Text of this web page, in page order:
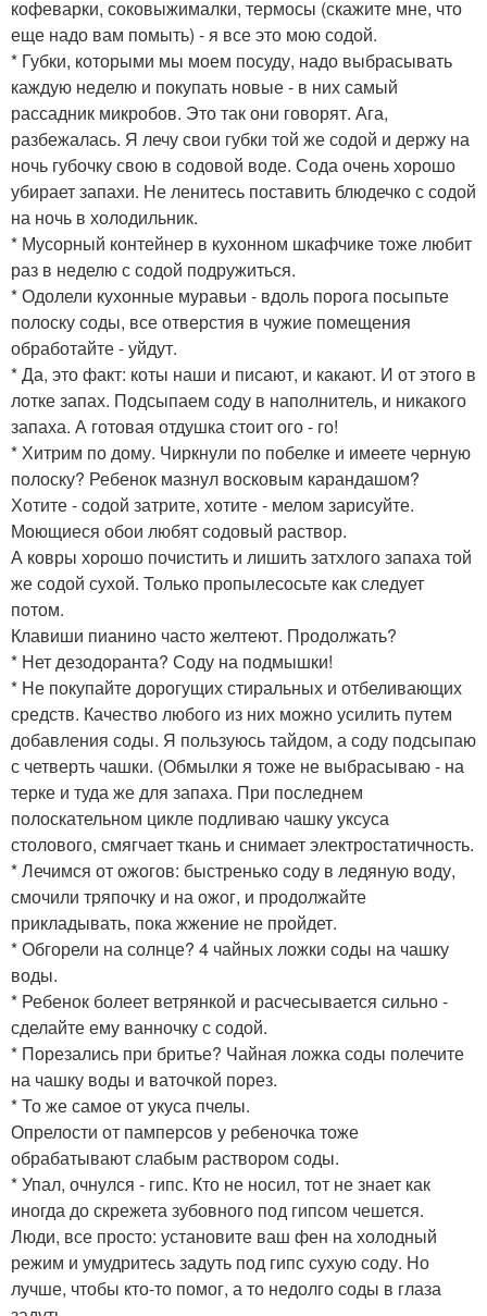
кофеварки, соковыжималки, термосы (скажите мне, что
еще надо вам помыть) - я все это мою содой.
* Губки, которыми мы моем посуду, надо выбрасывать
каждую неделю и покупать новые - в них самый
рассадник микробов. Это так они говорят. Ага,
разбежалась. Я лечу свои губки той же содой и держу на
ночь губочку свою в содовой воде. Сода очень хорошо
убирает запахи. Не ленитесь поставить блюдечко с содой
на ночь в холодильник.
* Мусорный контейнер в кухонном шкафчике тоже любит
раз в неделю с содой подружиться.
* Одолели кухонные муравьи - вдоль порога посыпьте
полоску соды, все отверстия в чужие помещения
обработайте - уйдут.
* Да, это факт: коты наши и писают, и какают. И от этого в
лотке запах. Подсыпаем соду в наполнитель, и никакого
запаха. А готовая отдушка стоит ого - го!
* Хитрим по дому. Чиркнули по побелке и имеете черную
полоску? Ребенок мазнул восковым карандашом?
Хотите - содой затрите, хотите - мелом зарисуйте.
Моющиеся обои любят содовый раствор.
А ковры хорошо почистить и лишить затхлого запаха той
же содой сухой. Только пропылесосьте как следует
потом.
Клавиши пианино часто желтеют. Продолжать?
* Нет дезодоранта? Соду на подмышки!
* Не покупайте дорогущих стиральных и отбеливающих
средств. Качество любого из них можно усилить путем
добавления соды. Я пользуюсь тайдом, а соду подсыпаю
с четверть чашки. (Обмылки я тоже не выбрасываю - на
терке и туда же для запаха. При последнем
полоскательном цикле подливаю чашку уксуса
столового, смягчает ткань и снимает электростатичность.
* Лечимся от ожогов: быстренько соду в ледяную воду,
смочили тряпочку и на ожог, и продолжайте
прикладывать, пока жжение не пройдет.
* Обгорели на солнце? 4 чайных ложки соды на чашку
воды.
* Ребенок болеет ветрянкой и расчесывается сильно -
сделайте ему ванночку с содой.
* Порезались при бритье? Чайная ложка соды полечите
на чашку воды и ваточкой порез.
* То же самое от укуса пчелы.
Опрелости от памперсов у ребеночка тоже
обрабатывают слабым раствором соды.
* Упал, очнулся - гипс. Кто не носил, тот не знает как
иногда до скрежета зубовного под гипсом чешется.
Люди, все просто: установите ваш фен на холодный
режим и умудритесь задуть под гипс сухую соду. Но
лучше, чтобы кто-то помог, а то недолго соды в глаза